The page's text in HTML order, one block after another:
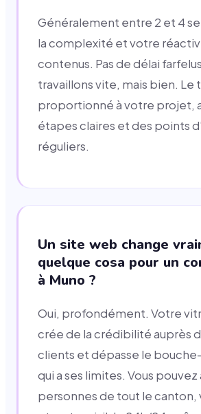
Généralement entre 2 et 4
la complexité et votre
contenus. Pas de délai
travaillons vite, mais bien. Le
proportionné à votre projet,
étapes claires et des points
réguliers.
Un site web change
quelque cosa pour un
à Muno ?
Oui, profondément. Votre
crée de la crédibilité auprès
clients et dépasse le
qui a ses limites. Vous
personnes de tout le canton,